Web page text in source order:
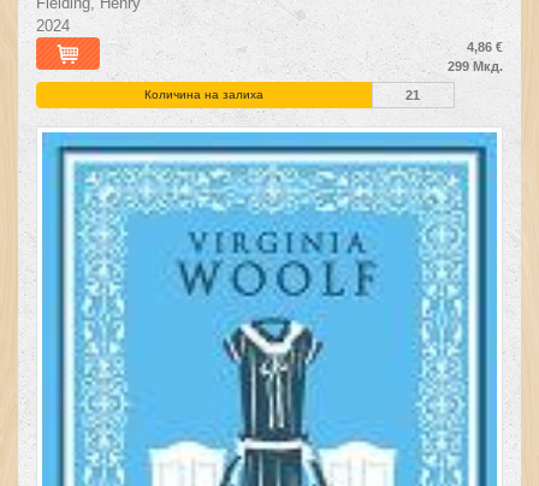
2024
4,86 €
299 Мкд.
Количина на залиха 21